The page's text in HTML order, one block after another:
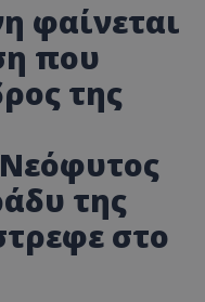
φαίνεται
που
της
της
στο